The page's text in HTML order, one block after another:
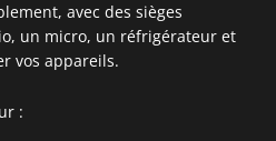
avec des sièges
un micro, un réfrigérateur et
vos appareils.
: